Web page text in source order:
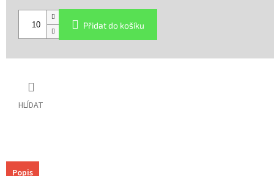
HLÍDAT
Přidat do košíku
Popis